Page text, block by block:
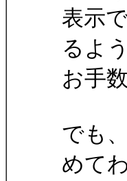
表示
るよ
お手
でも
めて